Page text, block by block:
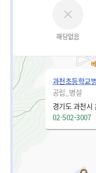
해당없음
과천초등학교
공립_병설
경기도 과천시
02-502-3007